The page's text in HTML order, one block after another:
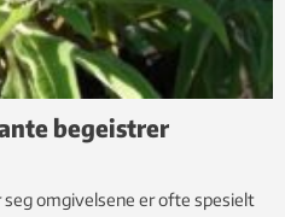
begeistrer
omgivelsene er ofte spesielt